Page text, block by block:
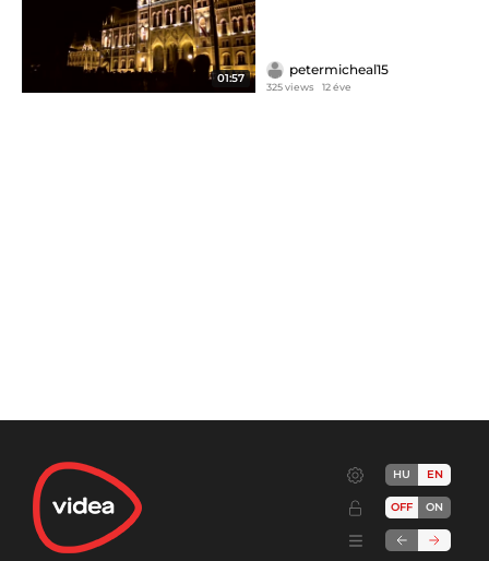
01:57
petermicheal15
325 views 12 éve
HU EN
OFF ON